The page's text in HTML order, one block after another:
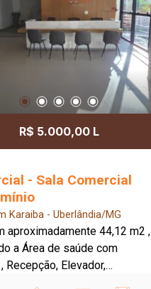
R$ 5.000,00 L
- Sala Comercial
Karaiba - Uberlândia/MG
aproximadamente 44,12 m2 ,
a Área de saúde com
Recepção, Elevador,